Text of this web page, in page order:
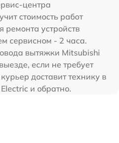
центра
стоимость работ
устройств
сервисном - 2 часа.
вытяжки Mitsubishi
если не требует
доставит технику в
и обратно.